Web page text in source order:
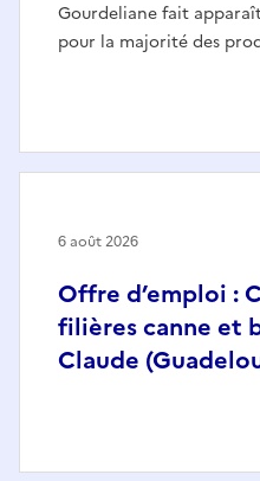
Gourdeliane fait
pour la majorité des
Offre d’emploi :
filières canne et
Claude
6 août 2026